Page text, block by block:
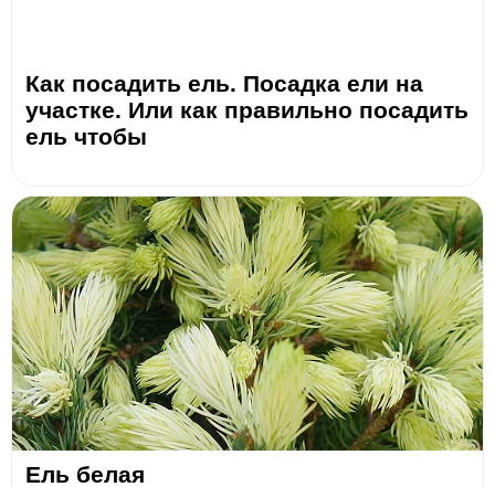
Как посадить ель. Посадка ели на
участке. Или как правильно посадить
ель чтобы
Ель белая